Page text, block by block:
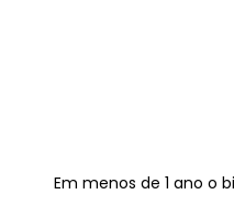
Em menos de 1 ano o